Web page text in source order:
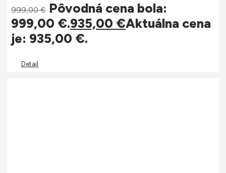
999,00€ Pôvodná cena bola:
999,00 €.935,00 €Aktuálna cena
je: 935,00 €.
Detail